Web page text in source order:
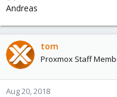
Andreas
tom
Proxmox Staff
Aug 20, 2018